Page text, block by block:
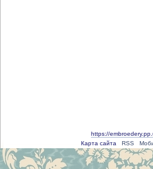
https://
Карта сайта
RSS